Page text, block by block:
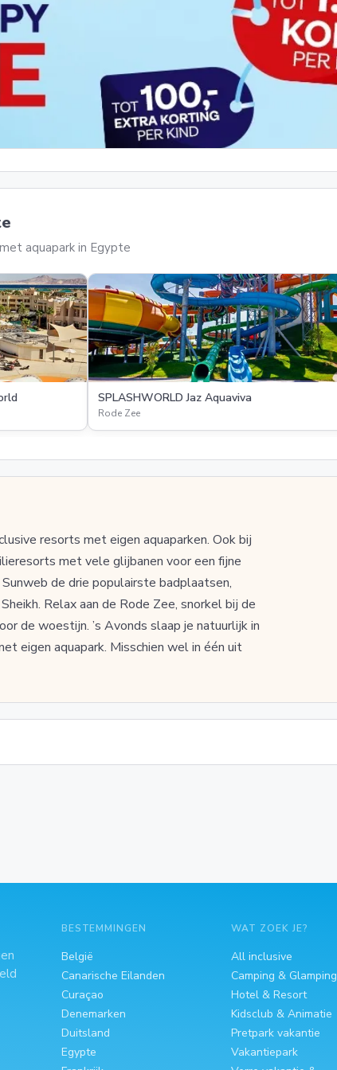
aquapark in Egypte
SPLASHWORLD Jaz Aquaviva
Rode Zee
resorts met eigen aquaparken. Ook bij
met vele glijbanen voor een fijne
de drie populairste badplaatsen,
Relax aan de Rode Zee, snorkel bij de
de woestijn. ’s Avonds slaap je natuurlijk in
eigen aquapark. Misschien wel in één uit
BESTEMMINGEN
België
Canarische Eilanden
Curaçao
Denemarken
Duitsland
Egypte
WAT ZOEK JE?
All inclusive
Camping & Glamping
Hotel & Resort
Kidsclub & Animatie
Pretpark vakantie
Vakantiepark